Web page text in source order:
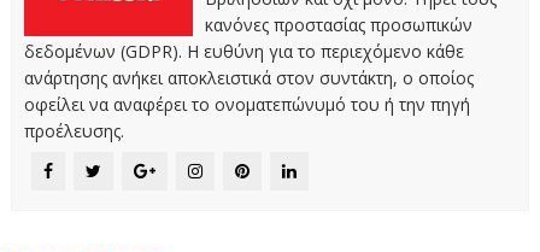
κανόνες προστασίας προσωπικών
δεδομένων (GDPR). Η ευθύνη για το περιεχόμενο κάθε
ανάρτησης ανήκει αποκλειστικά στον συντάκτη, ο οποίος
οφείλει να αναφέρει το ονοματεπώνυμό του ή την πηγή
προέλευσης.